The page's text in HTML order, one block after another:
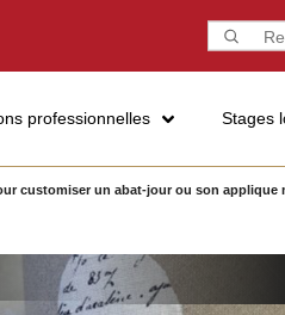
professionnelles Stages
customiser un abat-jour ou son applique